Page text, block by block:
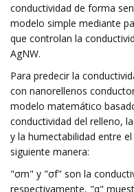
conductividad de forma
modelo simple mediante
que controlan la
AgNW.
Para predecir la
con nanorellenos
modelo matemático
conductividad del relleno,
y la humectabilidad entre
siguiente manera:
"σm" y "σf" son la
respectivamente, "α"